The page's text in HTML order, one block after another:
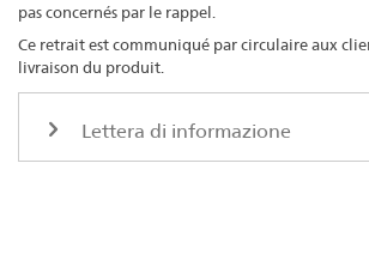
pas concernés par le rappel.
Ce retrait est communiqué par circulaire aux
livraison du produit.
Lettera di informazione